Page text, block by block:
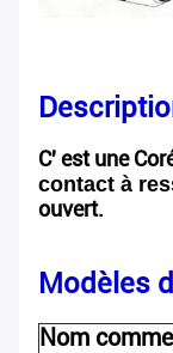
C' est une
contact à
ouvert.
Modèles
Nom